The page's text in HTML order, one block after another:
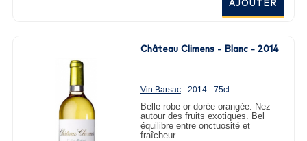
AJOUTER
Château Climens - Blanc - 2014
Vin Barsac 2014 - 75cl
Belle robe or dorée orangée. Nez
autour des fruits exotiques. Bel
équilibre entre onctuosité et
fraîcheur.